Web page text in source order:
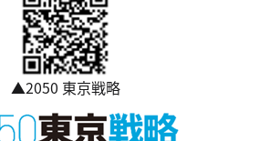
▲2050 東京戦略